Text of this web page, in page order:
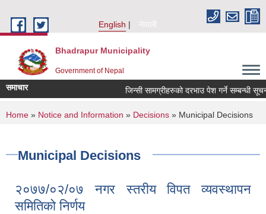
English
नेपाली
Bhadrapur Municipality
Government of Nepal
समाचार जिन्सी सामग्रीहरुको दरभाउ पेश गर्ने सम्बन्धी सूचना
You are here
Home » Notice and Information » Decisions » Municipal Decisions
Municipal Decisions
२०७७/०२/०७ नगर स्तरीय विपत व्यवस्थापन
समितिको निर्णय